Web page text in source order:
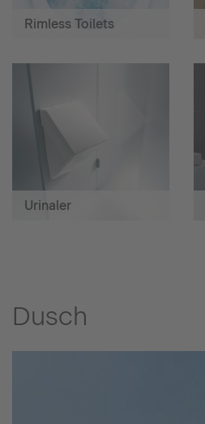
Rimless Toilets
Urinaler
Dusch